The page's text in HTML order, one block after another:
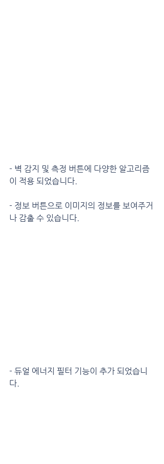
- 벽 감지 및 측정 버튼에 다양한 알고리즘
이 적용 되었습니다.
- 정보 버튼으로 이미지의 정보를 보여주거
나 감출 수 있습니다.
- 듀얼 에너지 필터 기능이 추가 되었습니
다.